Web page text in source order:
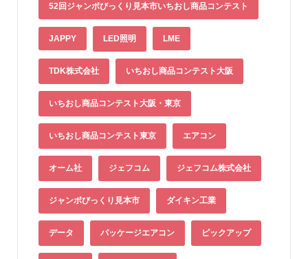
52回ジャンボびっくり見本市いちおし商品コンテスト
JAPPY LED照明 LME
TDK株式会社 いちおし商品コンテスト大阪
いちおし商品コンテスト大阪・東京
いちおし商品コンテスト東京 エアコン
オーム社 ジェフコム ジェフコム株式会社
ジャンボびっくり見本市 ダイキン工業
データ パッケージエアコン ピックアップ